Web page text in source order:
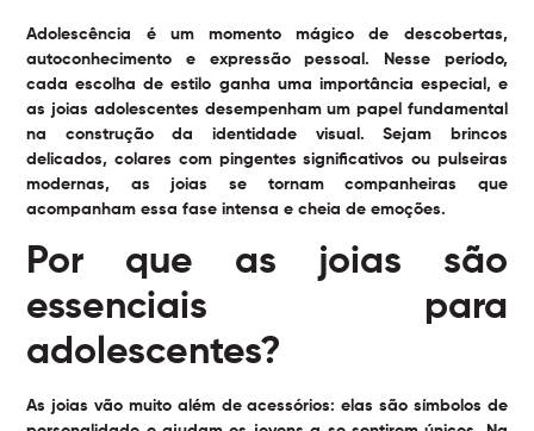
Adolescência é um momento mágico de descobertas,
autoconhecimento e expressão pessoal. Nesse período,
cada escolha de estilo ganha uma importância especial, e
as joias adolescentes desempenham um papel fundamental
na construção da identidade visual. Sejam brincos
delicados, colares com pingentes significativos ou pulseiras
modernas, as joias se tornam companheiras que
acompanham essa fase intensa e cheia de emoções.
Por que as joias são
essenciais para
adolescentes?
As joias vão muito além de acessórios: elas são símbolos de